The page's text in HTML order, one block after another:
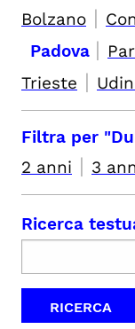
Bolzano |
Padova |
Trieste |
Filtra per
2 anni | 3
Ricerca